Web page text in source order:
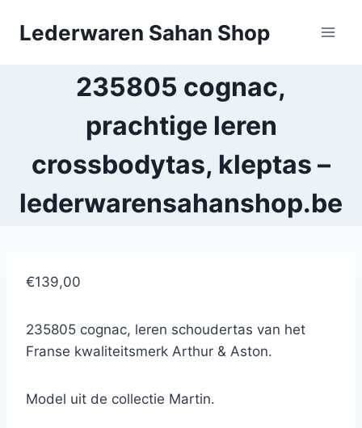
Lederwaren Sahan Shop
235805 cognac,
prachtige leren
crossbodytas, kleptas –
lederwarensahanshop.be
€139,00
235805 cognac, leren schoudertas van het
Franse kwaliteitsmerk Arthur & Aston.
Model uit de collectie Martin.